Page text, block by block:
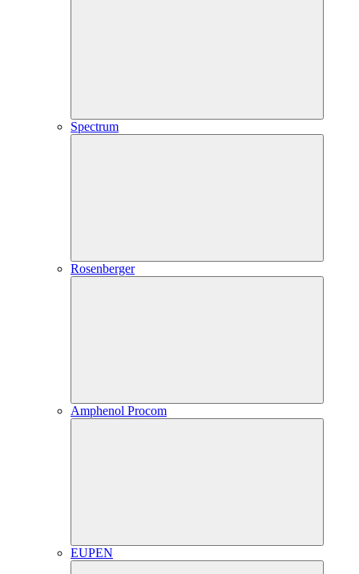
Spectrum
Rosenberger
Amphenol Procom
EUPEN